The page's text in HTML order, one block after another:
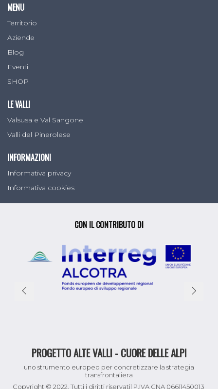
MENU
Territorio
Aziende
Blog
Eventi
SHOP
LE VALLI
Valsusa e Val Sangone
Valli del Pinerolese
INFORMAZIONI
Informativa privacy
Informativa cookies
PROGETTO ALTE VALLI - CUORE DELLE ALPI
uno strumento europeo per concretizzare la strategia
transfrontaliera
Copyright © 2022. Tutti i diritti riservati| P.IVA CNA 06611450013
CON IL CONTRIBUTO DI